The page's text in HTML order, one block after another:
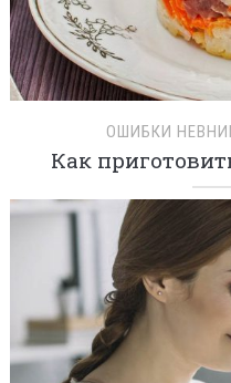
ОШИБКИ
Как